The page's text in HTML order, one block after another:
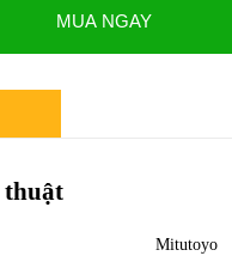
MUA NGAY
thuật
Mitutoyo